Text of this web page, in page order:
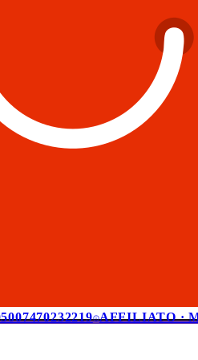
AFFILIATO ·